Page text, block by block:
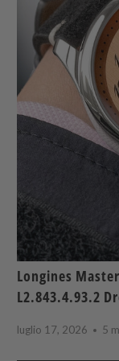
Longines
L2.843.4.93.2
luglio 17, 2026 5